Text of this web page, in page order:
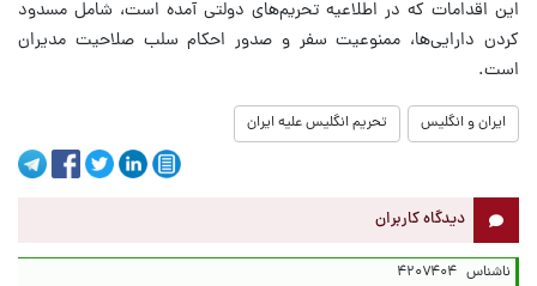
این اقدامات که در اطلاعیه تحریم‌های دولتی آمده است، شامل مسدود
کردن دارایی‌ها، ممنوعیت سفر و صدور احکام سلب صلاحیت مدیران
است.
ایران و انگلیس تحریم انگلیس علیه ایران
دیدگاه کاربران
ناشناس ۴۲۰۷۴۰۴